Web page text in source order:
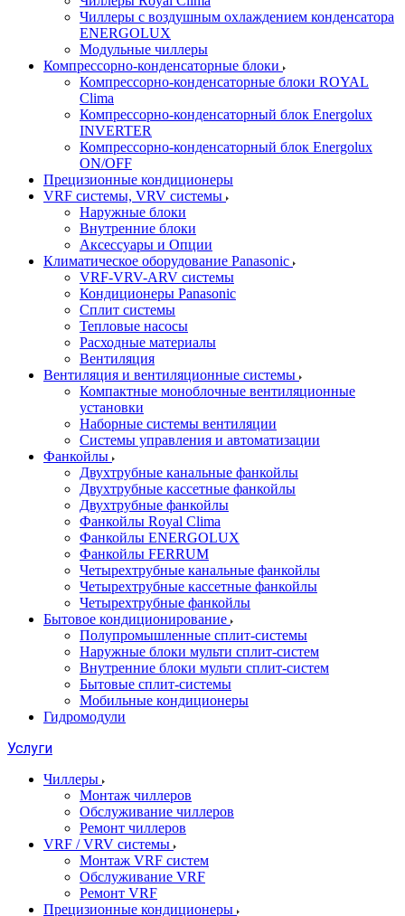
Чиллеры с воздушным охлаждением конденсатора
ENERGOLUX
Модульные чиллеры
Компрессорно-конденсаторные блоки
Компрессорно-конденсаторные блоки ROYAL
Clima
Компрессорно-конденсаторный блок Energolux
INVERTER
Компрессорно-конденсаторный блок Energolux
ON/OFF
Прецизионные кондиционеры
VRF системы, VRV системы
Наружные блоки
Внутренние блоки
Аксессуары и Опции
Климатическое оборудование Panasonic
VRF-VRV-ARV системы
Кондиционеры Panasonic
Сплит системы
Тепловые насосы
Расходные материалы
Вентиляция
Вентиляция и вентиляционные системы
Компактные моноблочные вентиляционные
установки
Наборные системы вентиляции
Системы управления и автоматизации
Фанкойлы
Двухтрубные канальные фанкойлы
Двухтрубные кассетные фанкойлы
Двухтрубные фанкойлы
Фанкойлы Royal Clima
Фанкойлы ENERGOLUX
Фанкойлы FERRUM
Четырехтрубные канальные фанкойлы
Четырехтрубные кассетные фанкойлы
Четырехтрубные фанкойлы
Бытовое кондиционирование
Полупромышленные сплит-системы
Наружные блоки мульти сплит-систем
Внутренние блоки мульти сплит-систем
Бытовые сплит-системы
Мобильные кондиционеры
Гидромодули
Услуги
Чиллеры
Монтаж чиллеров
Обслуживание чиллеров
Ремонт чиллеров
VRF / VRV системы
Монтаж VRF систем
Обслуживание VRF
Ремонт VRF
Прецизионные кондиционеры